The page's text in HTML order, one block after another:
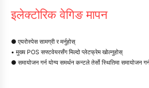
इलेक्टोरिक वेगिङ मापन
● एयरोस्पेस सामग्री र मर्नुहोस्
• मुख्य POS सफ्टवेयरसँग मिल्दो प्लेटफ्रेम खोल्नुहोस्
● समायोजन गर्न योग्य समर्थन कन्टले तेर्सो स्थितिमा समायोजन